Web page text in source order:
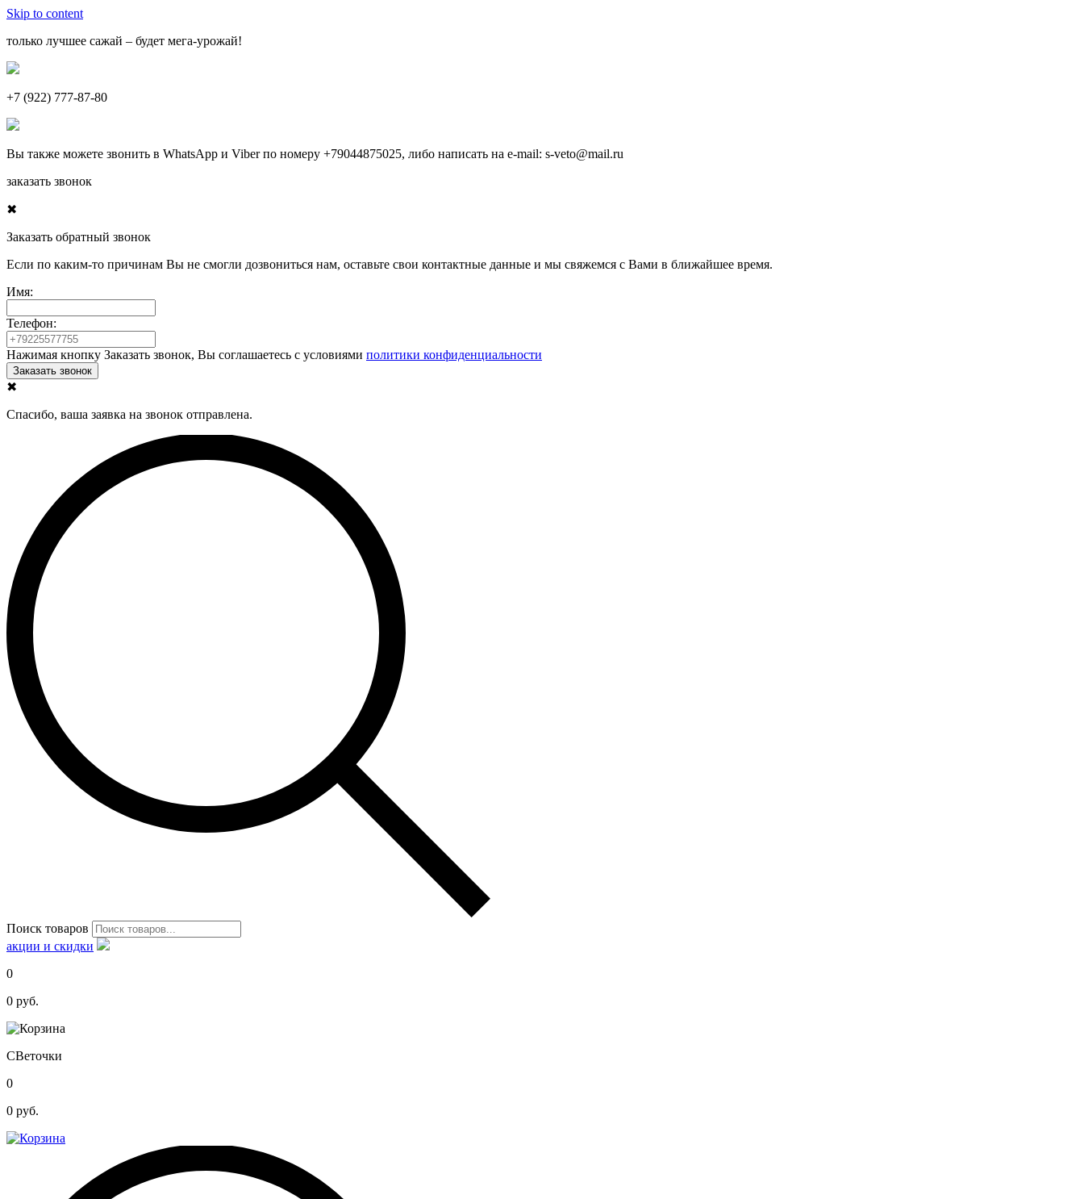
Skip to content
только лучшее сажай – будет мега-урожай!
+7 (922) 777-87-80
Вы также можете звонить в WhatsApp и Viberпо номеру +79044875025, либо написать на e-mail: s-veto@mail.ru
заказать звонок
✖
Заказать обратный звонок
Если по каким-то причинам Вы не смогли дозвониться нам, оставьте свои контактные данные и мы свяжемся с Вами в ближайшее время.
Имя:
Телефон:
Нажимая кнопку Заказать звонок, Вы соглашаетесь с условиями политики конфиденциальности
✖
Спасибо, ваша заявка на звонок отправлена.
Поиск товаров
акции и скидки
0
0 руб.
СВеточки
0
0 руб.